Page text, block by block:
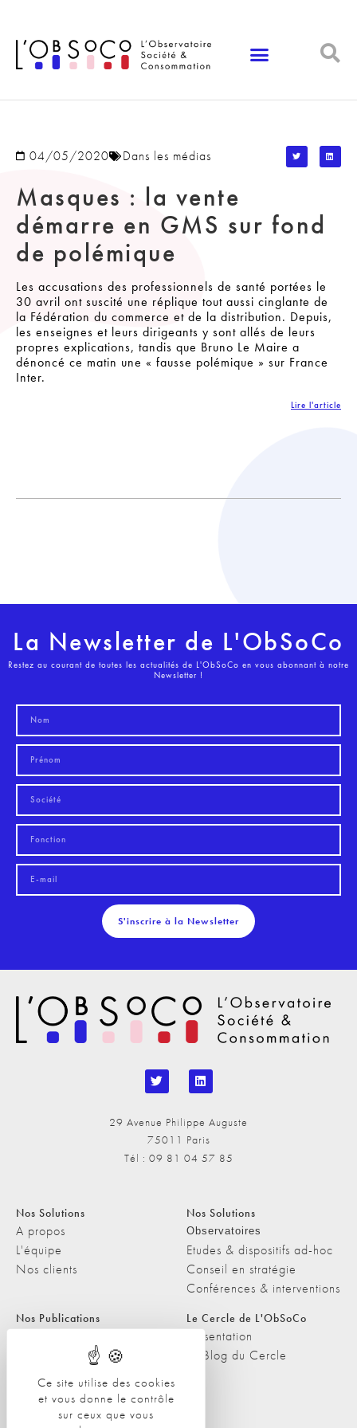
Ce site utilise des cookies
et vous donne le contrôle
sur ceux que vous
04/05/2020 Dans les médias
Masques : la vente
démarre en GMS sur fond
de polémique
Les accusations des professionnels de santé portées le
30 avril ont suscité une réplique tout aussi cinglante de
la Fédération du commerce et de la distribution. Depuis,
les enseignes et leurs dirigeants y sont allés de leurs
propres explications, tandis que Bruno Le Maire a
dénoncé ce matin une « fausse polémique » sur France
Inter.
Lire l'article
La Newsletter de L'ObSoCo
Restez au courant de toutes les actualités de L'ObSoCo en vous abonnant à notre
Newsletter !
S'inscrire à la Newsletter
29 Avenue Philippe Auguste
75011 Paris
Tél : 09 81 04 57 85
Nos Solutions
A propos
L'équipe
Nos clients
Nos Solutions
Observatoires
Etudes & dispositifs ad-hoc
Conseil en stratégie
Conférences & interventions
Nos Publications
Les Podcasts de L'ObSoCo
L'ObSoCo dans les médias
Le Cercle de L'ObSoCo
Présentation
Le Blog du Cercle
Contacts
Nous contacter